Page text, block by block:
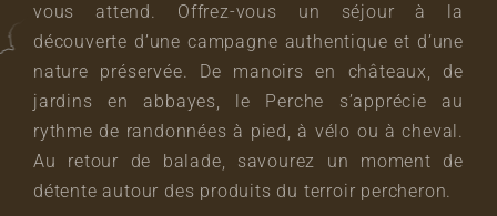
vous attend. Offrez-vous un séjour à la
découverte d’une campagne authentique et d’une
nature préservée. De manoirs en châteaux, de
jardins en abbayes, le Perche s’apprécie au
rythme de randonnées à pied, à vélo ou à cheval.
Au retour de balade, savourez un moment de
détente autour des produits du terroir percheron.